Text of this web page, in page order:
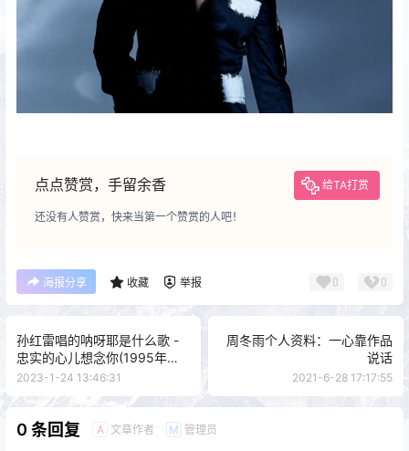
点点赞赏，手留余香 给TA打赏
还没有人赞赏，快来当第一个赞赏的人吧！
海报分享 收藏 举报 0 0
孙红雷唱的呐呀耶是什么歌 -
忠实的心儿想念你(1995年山
东卫视节目)
2023-1-24 13:46:31
周冬雨个人资料：一心靠作品
说话
2021-6-28 17:17:55
0 条回复 A 文章作者 M 管理员